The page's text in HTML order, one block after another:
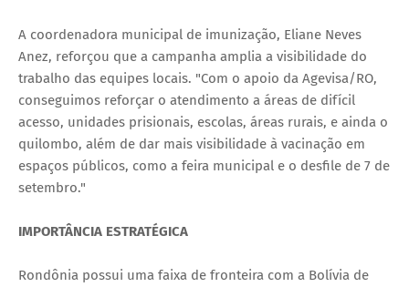
A coordenadora municipal de imunização, Eliane Neves
Anez, reforçou que a campanha amplia a visibilidade do
trabalho das equipes locais. "Com o apoio da Agevisa/RO,
conseguimos reforçar o atendimento a áreas de difícil
acesso, unidades prisionais, escolas, áreas rurais, e ainda o
quilombo, além de dar mais visibilidade à vacinação em
espaços públicos, como a feira municipal e o desfile de 7 de
setembro."
IMPORTÂNCIA ESTRATÉGICA
Rondônia possui uma faixa de fronteira com a Bolívia de